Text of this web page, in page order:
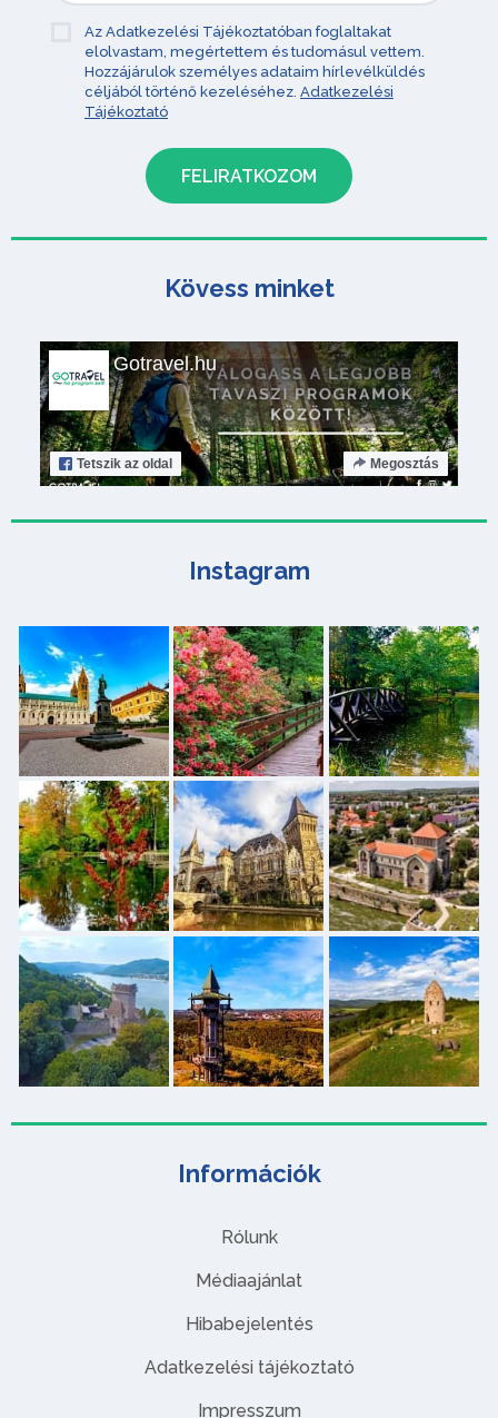
Információk
Rólunk
Médiaajánlat
Hibabejelentés
Adatkezelési tájékoztató
Impresszum
Az Adatkezelési Tájékoztatóban foglaltakat
elolvastam, megértettem és tudomásul vettem.
Hozzájárulok személyes adataim hírlevélküldés
céljából történő kezeléséhez. Adatkezelési
Tájékoztató
Kövess minket
Gotravel.hu
Tetszik az oldal Megosztás
Instagram